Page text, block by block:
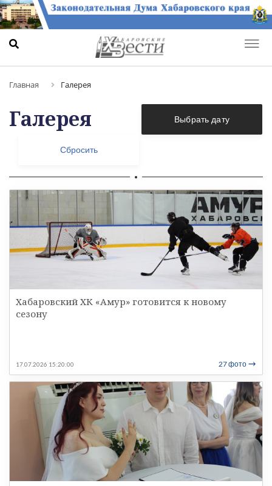
Главная Галерея
Галерея Выбрать дату
Сбросить
Хабаровский ХК «Амур» готовится к новому
сезону
17.07.2026 15:20:00 27 фото